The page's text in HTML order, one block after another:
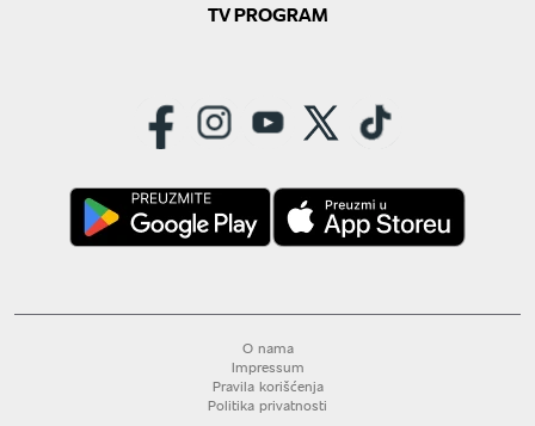
TV PROGRAM
O nama
Impressum
Pravila korišćenja
Politika privatnosti